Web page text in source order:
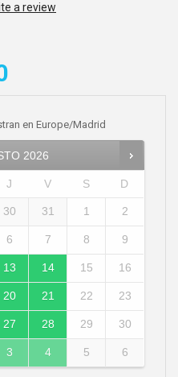
a review
en Europe/Madrid
2026
J V S D
30 31 1 2
6 7 8 9
13 14 15 16
20 21 22 23
27 28 29 30
3 4 5 6